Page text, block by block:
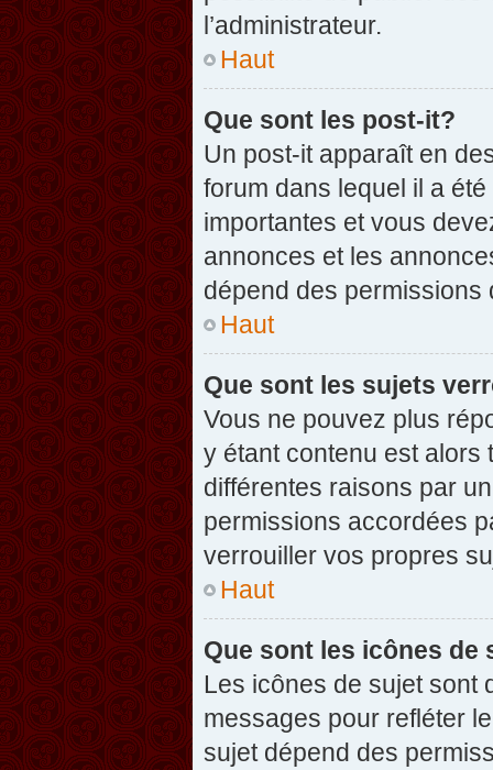
l’administrateur.
Haut
Que sont les post-it?
Un post-it apparaît en
forum dans lequel il a
importantes et vous
annonces et les
dépend des permissions
Haut
Que sont les sujets
Vous ne pouvez plus
y étant contenu est alors
différentes raisons par
permissions accordées
verrouiller vos propres
Haut
Que sont les icônes de
Les icônes de sujet sont
messages pour refléter
sujet dépend des